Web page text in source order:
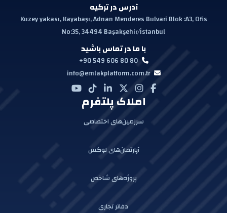
آدرس در ترکیه
Kuzey yakası, Kayabaşı, Adnan Menderes Bulvari Blok :A3, Ofis
No:35, 34494 Başakşehir/İstanbul
با ما در تماس باشید
+90 549 606 80 80
info@emlakplatform.com.tr
املاک پلتفرم
سرزمین‌های اختصاصی
آپارتمان‌های لوکس
پروژه‌های شاخص
دفاتر تجاری